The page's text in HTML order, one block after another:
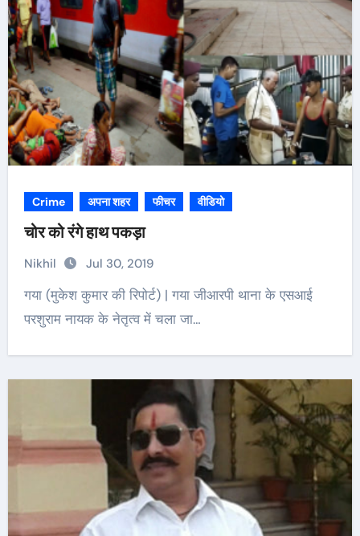
Crime अपना शहर फीचर वीडियो
चोर को रंगे हाथ पकड़ा
Nikhil Jul 30, 2019
गया (मुकेश कुमार की रिपोर्ट) | गया जीआरपी थाना के एसआई
परशुराम नायक के नेतृत्व में चला जा…